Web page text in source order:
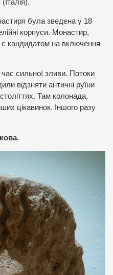
була зведена у 18
корпуси. Монастир,
є кандидатом на включення
сильної зливи. Потоки
відзняти античні руїни
Там колонада,
цікавинок. Іншого разу